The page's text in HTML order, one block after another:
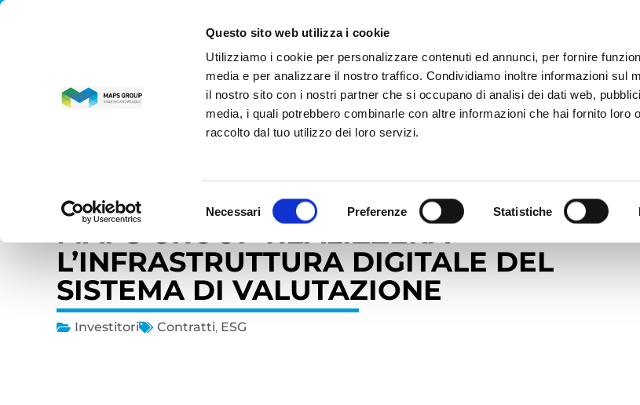
Questo sito web utilizza i cookie
Utilizziamo i cookie per personalizzare contenuti ed annunci, per fornire
media e per analizzare il nostro traffico. Condividiamo inoltre informazioni sul
il nostro sito con i nostri partner che si occupano di analisi dei dati web,
media, i quali potrebbero combinarle con altre informazioni che hai fornito loro
raccolto dal tuo utilizzo dei loro servizi.
del
Necessari Preferenze Statistiche
MAPS GROUP MERCATI INVESTITORI SOSTENIBILITÀ
Città Metropolitana di Torino: Maps Group realizzerà l’infrastruttura digitale
CITTÀ METROPOLITANA DI TORINO:
MAPS GROUP REALIZZERÀ
L’INFRASTRUTTURA DIGITALE DEL
SISTEMA DI VALUTAZIONE
Investitori Contratti, ESG